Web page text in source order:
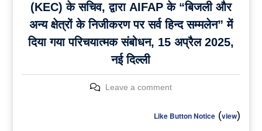
(KEC) के सचिव, द्वारा AIFAP के “बिजली और
अन्य क्षेत्रों के निजीकरण पर सर्व हिन्द सम्मलेन” में
दिया गया परिचयात्मक संबोधन, 15 अप्रैल 2025,
नई दिल्ली
Leave a comment
Like Button Notice (view)